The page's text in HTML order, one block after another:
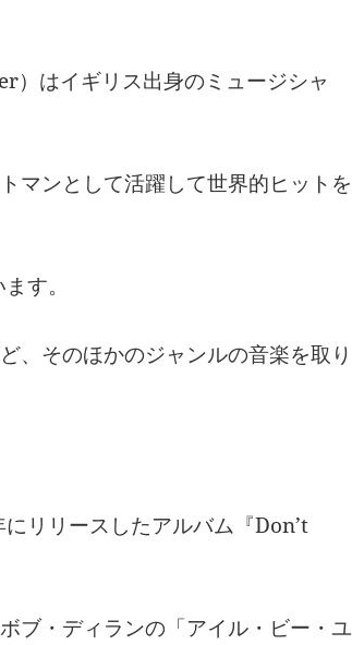
）はイギリス出身のミュージシャ
マンとして活躍して世界的ヒットを
す。
、そのほかのジャンルの音楽を取り
リリースしたアルバム『Don’t
ブ・ディランの「アイル・ビー・ユ